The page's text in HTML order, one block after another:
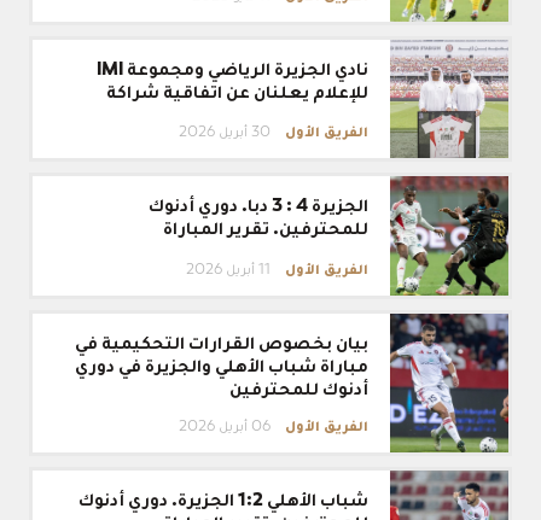
دوري
أدنوك
للمحترفين.
تقرير
المباراة
نادي
الجزيرة
الرياضي
ومجموعة
IMI
للإعلام
يعلنان
عن
اتفاقية
شراكة
نادي الجزيرة الرياضي ومجموعة IMI
للإعلام يعلنان عن اتفاقية شراكة
الفريق الأول 30 أبريل 2026
الجزيرة
4
:
3
دبا.
دوري
أدنوك
للمحترفين.
تقرير
المباراة
الجزيرة 4 : 3 دبا. دوري أدنوك
للمحترفين. تقرير المباراة
الفريق الأول 11 أبريل 2026
بيان
بخصوص
القرارات
التحكيمية
في
مباراة
شباب
الأهلي
والجزيرة
في
بيان بخصوص القرارات التحكيمية في
مباراة شباب الأهلي والجزيرة في دوري
أدنوك للمحترفين
الفريق الأول 06 أبريل 2026
شباب
الأهلي
شباب الأهلي 1:2 الجزيرة. دوري أدنوك